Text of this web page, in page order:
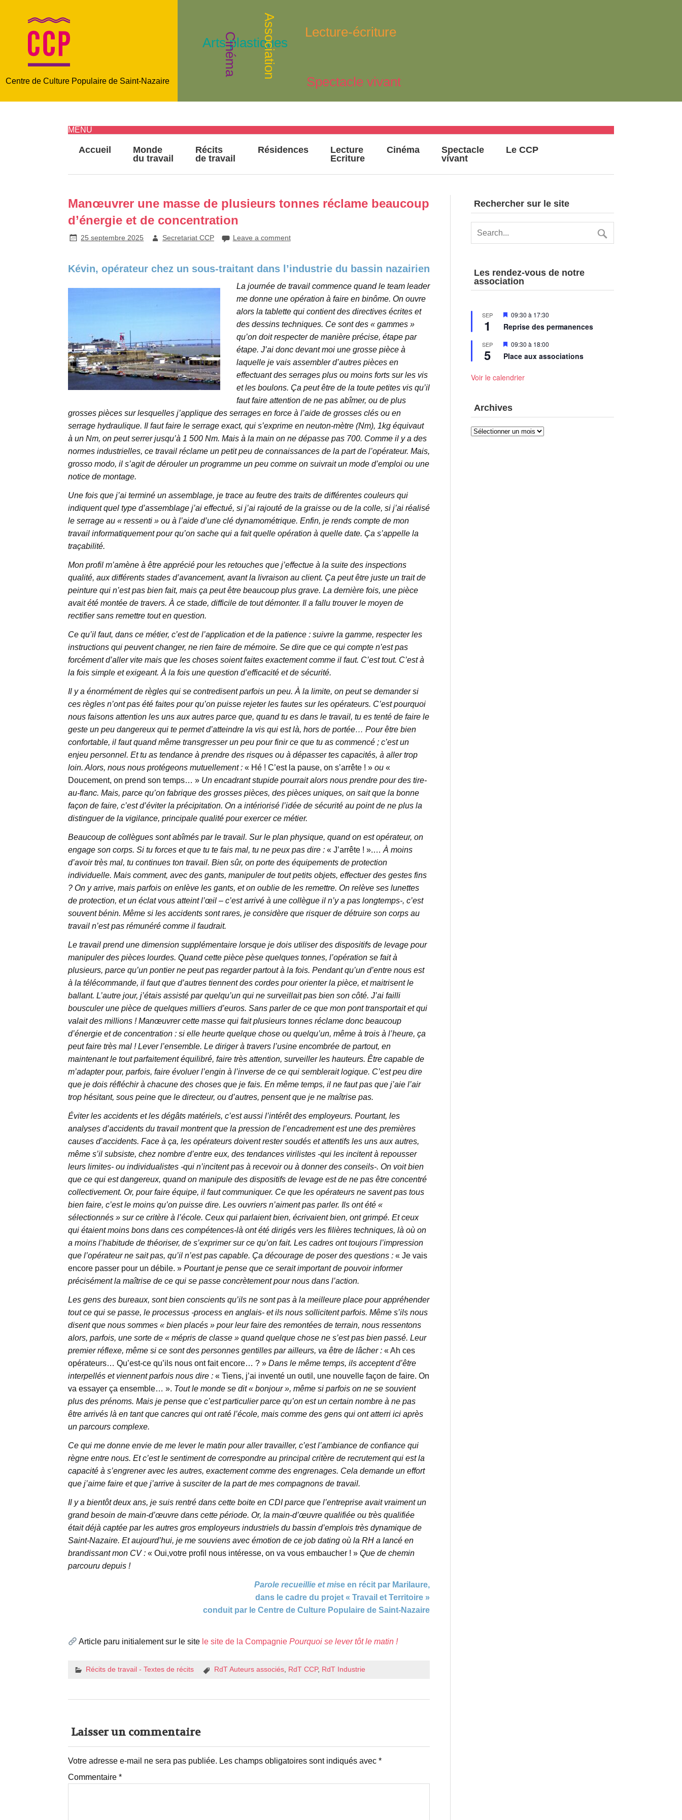
Centre de Culture Populaire de Saint-Nazaire Spectacle vivant
Lecture-écriture
Arts plastiques
Cinéma Association
MENU
Accueil
Monde
du travail
Récits
de travail
Résidences
Lecture
Ecriture
Cinéma
Spectacle
vivant
Le CCP
Manœuvrer une masse de plusieurs tonnes réclame beaucoup
d’énergie et de concentration
25 septembre 2025 Secretariat CCP Leave a comment
Kévin, opérateur chez un sous-traitant dans l’industrie du bassin nazairien
La journée de travail commence quand le team leader
me donne une opération à faire en binôme. On ouvre
alors la tablette qui contient des directives écrites et
des dessins techniques. Ce sont des « gammes »
qu’on doit respecter de manière précise, étape par
étape. J’ai donc devant moi une grosse pièce à
laquelle je vais assembler d’autres pièces en
effectuant des serrages plus ou moins forts sur les vis
et les boulons. Ça peut être de la toute petites vis qu’il
faut faire attention de ne pas abîmer, ou de plus
grosses pièces sur lesquelles j’applique des serrages en force à l’aide de grosses clés ou en
serrage hydraulique. Il faut faire le serrage exact, qui s’exprime en neuton-mètre (Nm), 1kg équivaut
à un Nm, on peut serrer jusqu’à 1 500 Nm. Mais à la main on ne dépasse pas 700. Comme il y a des
normes industrielles, ce travail réclame un petit peu de connaissances de la part de l’opérateur. Mais,
grosso modo, il s’agit de dérouler un programme un peu comme on suivrait un mode d’emploi ou une
notice de montage.
Une fois que j’ai terminé un assemblage, je trace au feutre des traits de différentes couleurs qui
indiquent quel type d’assemblage j’ai effectué, si j’ai rajouté de la graisse ou de la colle, si j’ai réalisé
le serrage au « ressenti » ou à l’aide d’une clé dynamométrique. Enfin, je rends compte de mon
travail informatiquement pour qu’on sache qui a fait quelle opération à quelle date. Ça s’appelle la
traçabilité.
Mon profil m’amène à être apprécié pour les retouches que j’effectue à la suite des inspections
qualité, aux différents stades d’avancement, avant la livraison au client. Ça peut être juste un trait de
peinture qui n’est pas bien fait, mais ça peut être beaucoup plus grave. La dernière fois, une pièce
avait été montée de travers. À ce stade, difficile de tout démonter. Il a fallu trouver le moyen de
rectifier sans remettre tout en question.
Ce qu’il faut, dans ce métier, c’est de l’application et de la patience : suivre la gamme, respecter les
instructions qui peuvent changer, ne rien faire de mémoire. Se dire que ce qui compte n’est pas
forcément d’aller vite mais que les choses soient faites exactement comme il faut. C’est tout. C’est à
la fois simple et exigeant. À la fois une question d’efficacité et de sécurité.
Il y a énormément de règles qui se contredisent parfois un peu. À la limite, on peut se demander si
ces règles n’ont pas été faites pour qu’on puisse rejeter les fautes sur les opérateurs. C’est pourquoi
nous faisons attention les uns aux autres parce que, quand tu es dans le travail, tu es tenté de faire le
geste un peu dangereux qui te permet d’atteindre la vis qui est là, hors de portée… Pour être bien
confortable, il faut quand même transgresser un peu pour finir ce que tu as commencé ; c’est un
enjeu personnel. Et tu as tendance à prendre des risques ou à dépasser tes capacités, à aller trop
loin. Alors, nous nous protégeons mutuellement :« Hé ! C’est la pause, on s’arrête ! » ou«
Doucement, on prend son temps… » Un encadrant stupide pourrait alors nous prendre pour des tire-
au-flanc. Mais, parce qu’on fabrique des grosses pièces, des pièces uniques, on sait que la bonne
façon de faire, c’est d’éviter la précipitation. On a intériorisé l’idée de sécurité au point de ne plus la
distinguer de la vigilance, principale qualité pour exercer ce métier.
Beaucoup de collègues sont abîmés par le travail. Sur le plan physique, quand on est opérateur, on
engage son corps. Si tu forces et que tu te fais mal, tu ne peux pas dire :« J’arrête ! ».… À moins
d’avoir très mal, tu continues ton travail. Bien sûr, on porte des équipements de protection
individuelle. Mais comment, avec des gants, manipuler de tout petits objets, effectuer des gestes fins
? On y arrive, mais parfois on enlève les gants, et on oublie de les remettre. On relève ses lunettes
de protection, et un éclat vous atteint l’œil – c’est arrivé à une collègue il n’y a pas longtemps-, c’est
souvent bénin. Même si les accidents sont rares, je considère que risquer de détruire son corps au
travail n’est pas rémunéré comme il faudrait.
Le travail prend une dimension supplémentaire lorsque je dois utiliser des dispositifs de levage pour
manipuler des pièces lourdes. Quand cette pièce pèse quelques tonnes, l’opération se fait à
plusieurs, parce qu’un pontier ne peut pas regarder partout à la fois. Pendant qu’un d’entre nous est
à la télécommande, il faut que d’autres tiennent des cordes pour orienter la pièce, et maitrisent le
ballant. L’autre jour, j’étais assisté par quelqu’un qui ne surveillait pas bien son côté. J’ai failli
bousculer une pièce de quelques milliers d’euros. Sans parler de ce que mon pont transportait et qui
valait des millions ! Manœuvrer cette masse qui fait plusieurs tonnes réclame donc beaucoup
d’énergie et de concentration : si elle heurte quelque chose ou quelqu’un, même à trois à l’heure, ça
peut faire très mal ! Lever l’ensemble. Le diriger à travers l’usine encombrée de partout, en
maintenant le tout parfaitement équilibré, faire très attention, surveiller les hauteurs. Être capable de
m’adapter pour, parfois, faire évoluer l’engin à l’inverse de ce qui semblerait logique. C’est peu dire
que je dois réfléchir à chacune des choses que je fais. En même temps, il ne faut pas que j’aie l’air
trop hésitant, sous peine que le directeur, ou d’autres, pensent que je ne maîtrise pas.
Éviter les accidents et les dégâts matériels, c’est aussi l’intérêt des employeurs. Pourtant, les
analyses d’accidents du travail montrent que la pression de l’encadrement est une des premières
causes d’accidents. Face à ça, les opérateurs doivent rester soudés et attentifs les uns aux autres,
même s’il subsiste, chez nombre d’entre eux, des tendances virilistes -qui les incitent à repousser
leurs limites- ou individualistes -qui n’incitent pas à recevoir ou à donner des conseils-. On voit bien
que ce qui est dangereux, quand on manipule des dispositifs de levage est de ne pas être concentré
collectivement. Or, pour faire équipe, il faut communiquer. Ce que les opérateurs ne savent pas tous
bien faire, c’est le moins qu’on puisse dire. Les ouvriers n’aiment pas parler. Ils ont été «
sélectionnés » sur ce critère à l’école. Ceux qui parlaient bien, écrivaient bien, ont grimpé. Et ceux
qui étaient moins bons dans ces compétences-là ont été dirigés vers les filières techniques, là où on
a moins l’habitude de théoriser, de s’exprimer sur ce qu’on fait. Les cadres ont toujours l’impression
que l’opérateur ne sait pas, qu’il n’est pas capable. Ça décourage de poser des questions : « Je vais
encore passer pour un débile. »Pourtant je pense que ce serait important de pouvoir informer
précisément la maîtrise de ce qui se passe concrètement pour nous dans l’action.
Les gens des bureaux, sont bien conscients qu’ils ne sont pas à la meilleure place pour appréhender
tout ce qui se passe, le processus -process en anglais- et ils nous sollicitent parfois. Même s’ils nous
disent que nous sommes « bien placés » pour leur faire des remontées de terrain, nous ressentons
alors, parfois, une sorte de « mépris de classe » quand quelque chose ne s’est pas bien passé. Leur
premier réflexe, même si ce sont des personnes gentilles par ailleurs, va être de lâcher :« Ah ces
opérateurs… Qu’est-ce qu’ils nous ont fait encore… ? » Dans le même temps, ils acceptent d’être
interpellés et viennent parfois nous dire :« Tiens, j’ai inventé un outil, une nouvelle façon de faire. On
va essayer ça ensemble… ». Tout le monde se dit « bonjour », même si parfois on ne se souvient
plus des prénoms. Mais je pense que c’est particulier parce qu’on est un certain nombre à ne pas
être arrivés là en tant que cancres qui ont raté l’école, mais comme des gens qui ont atterri ici après
un parcours complexe.
Ce qui me donne envie de me lever le matin pour aller travailler, c’est l’ambiance de confiance qui
règne entre nous. Et c’est le sentiment de correspondre au principal critère de recrutement qui est la
capacité à s’engrener avec les autres, exactement comme des engrenages. Cela demande un effort
que j’aime faire et que j’arrive à susciter de la part de mes compagnons de travail.
Il y a bientôt deux ans, je suis rentré dans cette boite en CDI parce que l’entreprise avait vraiment un
grand besoin de main-d’œuvre dans cette période. Or, la main-d’œuvre qualifiée ou très qualifiée
était déjà captée par les autres gros employeurs industriels du bassin d’emplois très dynamique de
Saint-Nazaire. Et aujourd’hui, je me souviens avec émotion de ce job dating où la RH a lancé en
brandissant mon CV :« Oui,votre profil nous intéresse, on va vous embaucher ! » Que de chemin
parcouru depuis !
Parole recueillie et mise en récit par Marilaure,
dans le cadre du projet « Travail et Territoire »
conduit par le Centre de Culture Populaire de Saint-Nazaire
Article paru initialement sur le site le site de la Compagnie Pourquoi se lever tôt le matin !
Récits de travail - Textes de récits RdT Auteurs associés, RdT CCP, RdT Industrie
Laisser un commentaire
Votre adresse e-mail ne sera pas publiée. Les champs obligatoires sont indiqués avec *
Commentaire *
Rechercher sur le site
Les rendez-vous de notre
association
SEP
1
Mis
avant
09:30 à 17:30
Reprise des permanences
SEP
5
Mis
avant
09:30 à 18:00
Place aux associations
Voir le calendrier
Archives
Archives